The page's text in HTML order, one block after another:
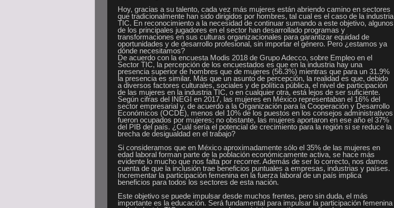
Hoy, gracias a su talento, cada vez más mujeres están abriendo camino en sectores
que tradicionalmente han sido dirigidos por hombres, tal cual es el caso de la industria
TIC. En reconocimiento a la necesidad de continuar sumando a este objetivo, algunos
de los principales jugadores en el sector han desarrollado programas y
transformaciones en sus culturas organizacionales para garantizar equidad de
oportunidades y de desarrollo profesional, sin importar el género. Pero ¿estamos ya
dónde necesitamos?
De acuerdo con la encuesta Modis 2018 de Grupo Adecco, sobre Empleo en el
Sector TIC, la percepción de los encuestados es que en la industria hay una
presencia superior de hombres que de mujeres (56.3%) mientras que para un 31.9%
la presencia es similar. Más que un asunto de percepción, la realidad es que, debido
a diversos factores culturales, sociales y de política pública, el nivel de participación
de las mujeres en la industria TIC, o en cualquier otra, está lejos de ser suficiente.
Según cifras del INEGI en 2017, las mujeres en México representaban el 16% del
sector empresarial y, de acuerdo a la Organización para la Cooperación y Desarrollo
Económicos (OCDE), menos del 10% de los puestos en los consejos administrativos
fueron ocupados por mujeres; no obstante, las mujeres aportaron en ese año el 37%
del PIB del país. ¿Cuál sería el potencial de crecimiento para la región si se reduce la
brecha de desigualdad en el trabajo?
Si consideramos que en México aproximadamente sólo el 35% de las mujeres en
edad laboral forman parte de la población económicamente activa, se hace más
evidente lo mucho que nos falta por recorrer. Además de ser lo correcto, nos damos
cuenta de que la inclusión trae beneficios puntuales a empresas, industrias y países.
Incrementar la participación femenina en la fuerza laboral de un país implica
beneficios para todos los sectores de esta nación.
Este objetivo se puede impulsar desde muchos frentes, pero sin duda, el más
importante es la educación. Será fundamental para impulsar la participación femenina